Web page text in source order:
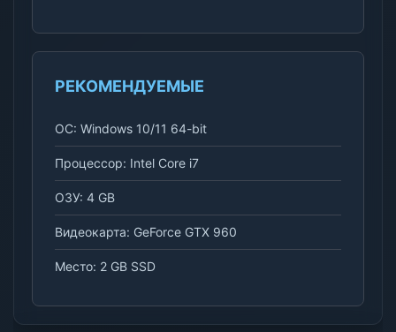
РЕКОМЕНДУЕМЫЕ
ОС: Windows 10/11 64-bit
Процессор: Intel Core i7
ОЗУ: 4 GB
Видеокарта: GeForce GTX 960
Место: 2 GB SSD